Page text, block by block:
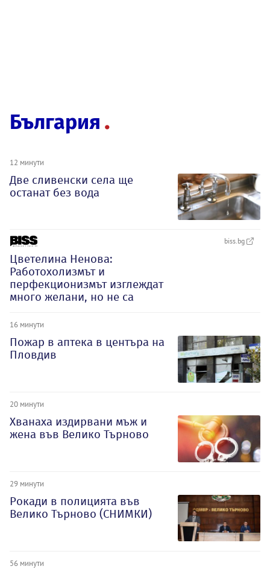
България
12 минути
Две сливенски села ще
останат без вода
biss.bg
Цветелина Ненова:
Работохолизмът и
перфекционизмът изглеждат
много желани, но не са
16 минути
Пожар в аптека в центъра на
Пловдив
20 минути
Хванаха издирвани мъж и
жена във Велико Търново
29 минути
Рокади в полицията във
Велико Търново (СНИМКИ)
56 минути